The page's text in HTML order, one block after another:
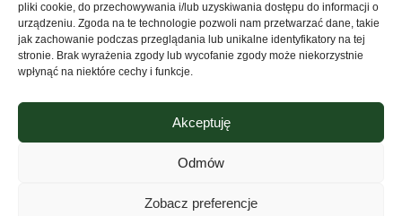
pliki cookie, do przechowywania i/lub uzyskiwania dostępu do informacji o
urządzeniu. Zgoda na te technologie pozwoli nam przetwarzać dane, takie
jak zachowanie podczas przeglądania lub unikalne identyfikatory na tej
stronie. Brak wyrażenia zgody lub wycofanie zgody może niekorzystnie
wpłynąć na niektóre cechy i funkcje.
Akceptuję
Odmów
Zobacz preferencje
Producent odzieży sportowej i reklamowej
NIP: 676-245-66-87 KRS 0000424254